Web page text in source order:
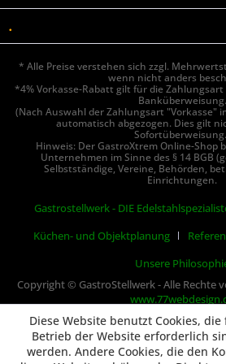
.
* Alle Preise verstehen sich zzgl.
wenn nicht anders
*4% Vorkasse-Rabatt gilt für die Zahlungsart
Banküberweisung.
(Nach Auswahl der Zahlungsart "Vorkasse"
automatisch abgezogen. Dies gilt
Hinweis: Der GastroXtrem Online-Shop
Unternehmen im Sinne des § 14 BGB
Selbstständige, Vereine, Behörden,
Einrichtungen.
Gastrostellwerk - DIE
Küchen- und Objektplanung
Unsere
Copyright © GastroStellwerk - Alle Rechte
Diese Website benutzt Cookies,
Betrieb der Website erforderlich
werden. Andere Cookies, die den